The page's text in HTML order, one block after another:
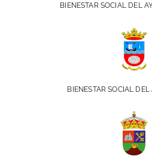
BIENESTAR SOCIAL DEL
BIENESTAR SOCIAL DEL